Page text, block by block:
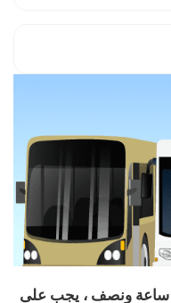
7. بعد سياقة فعلية متواصلة لمدة 4 ساعة ونصف ، يجب على